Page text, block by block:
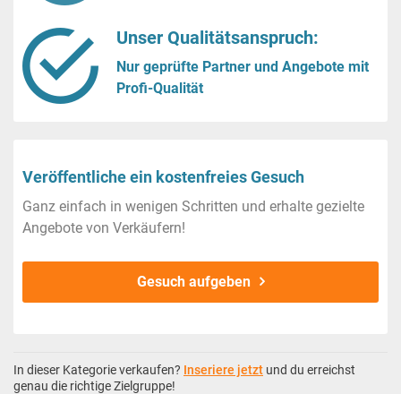
Unser Qualitätsanspruch:
Nur geprüfte Partner und Angebote mit
Profi-Qualität
Veröffentliche ein kostenfreies Gesuch
Ganz einfach in wenigen Schritten und erhalte gezielte
Angebote von Verkäufern!
Gesuch aufgeben
In dieser Kategorie verkaufen? Inseriere jetzt und du erreichst
genau die richtige Zielgruppe!